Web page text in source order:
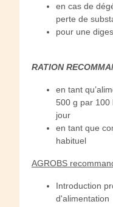
en cas de
perte de
pour une
RATION
en tant
500 g par 100
jour
en tant que
habituel
AGROBS
Introduction
d'alimentation